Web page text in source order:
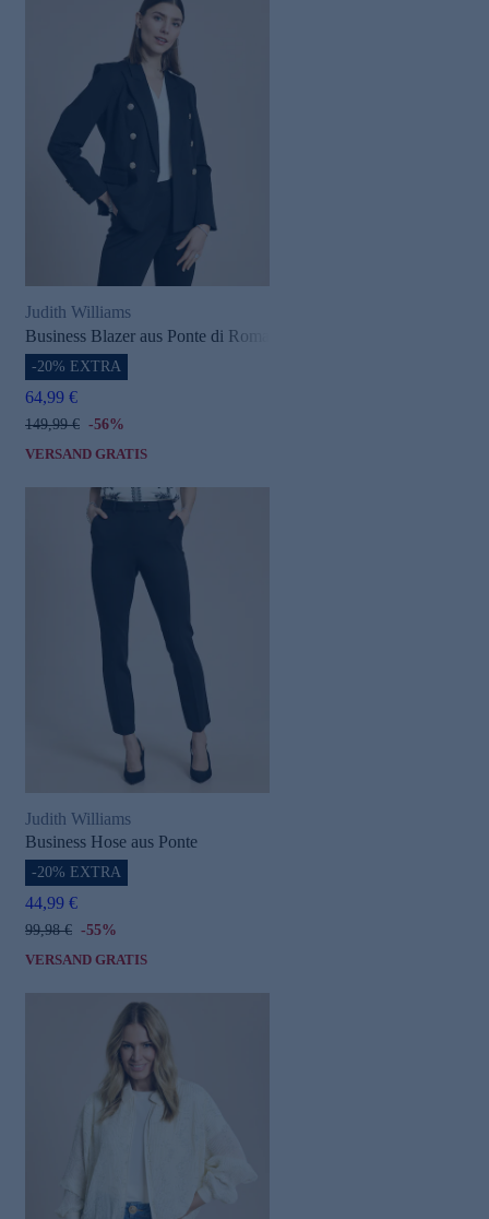
Judith Williams
Business Blazer aus Ponte di Roma
-20% EXTRA
64,99 €
149,99 € -56%
VERSAND GRATIS
Judith Williams
Business Hose aus Ponte
-20% EXTRA
44,99 €
99,98 € -55%
VERSAND GRATIS